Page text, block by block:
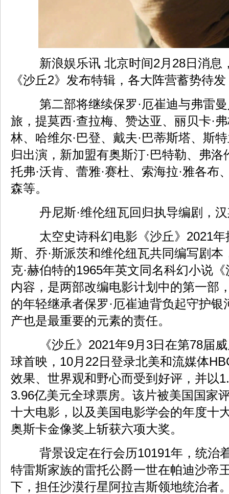
新浪娱乐讯 北京时间2月28日消息
《沙丘2》发布特辑，各大阵营蓄势待
第二部将继续保罗·厄崔迪与弗雷
旅，提莫西·查拉梅、赞达亚、丽贝卡·
林、哈维尔·巴登、戴夫·巴蒂斯塔、斯
归出演，新加盟有奥斯汀·巴特勒、弗洛
托弗·沃肯、蕾雅·赛杜、索海拉·雅各布
森等。
丹尼斯·维伦纽瓦回归执导编剧，汉
太空史诗科幻电影《沙丘》2021年
斯、乔·斯派茨和维伦纽瓦共同编写剧本
克·赫伯特的1965年英文同名科幻小说
内容，是两部改编电影计划中的第一部
的年轻继承者保罗·厄崔迪背负起守护银
产也是最重要的元素的责任。
《沙丘》2021年9月3日在第78届
球首映，10月22日登录北美和流媒体
效果、世界观和野心而受到好评，并以
3.96亿美元全球票房。该片被美国国家
十大电影，以及美国电影学会的年度十
奥斯卡金像奖上斩获六项大奖。
背景设定在行会历10191年，统治
特雷斯家族的雷托公爵一世在帕迪沙帝
下，担任沙漠行星阿拉吉斯领地统治者